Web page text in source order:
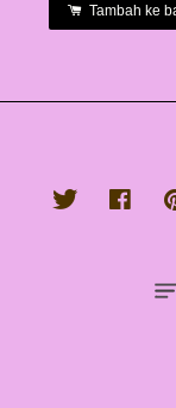
Tambah ke
Twitter